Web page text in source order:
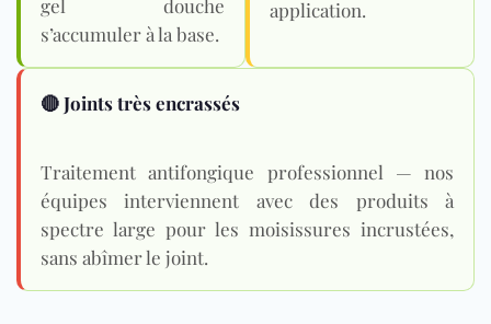
gel douche
s’accumuler à la base.
application.
🔴 Joints très encrassés
Traitement antifongique professionnel — nos
équipes interviennent avec des produits à
spectre large pour les moisissures incrustées,
sans abîmer le joint.